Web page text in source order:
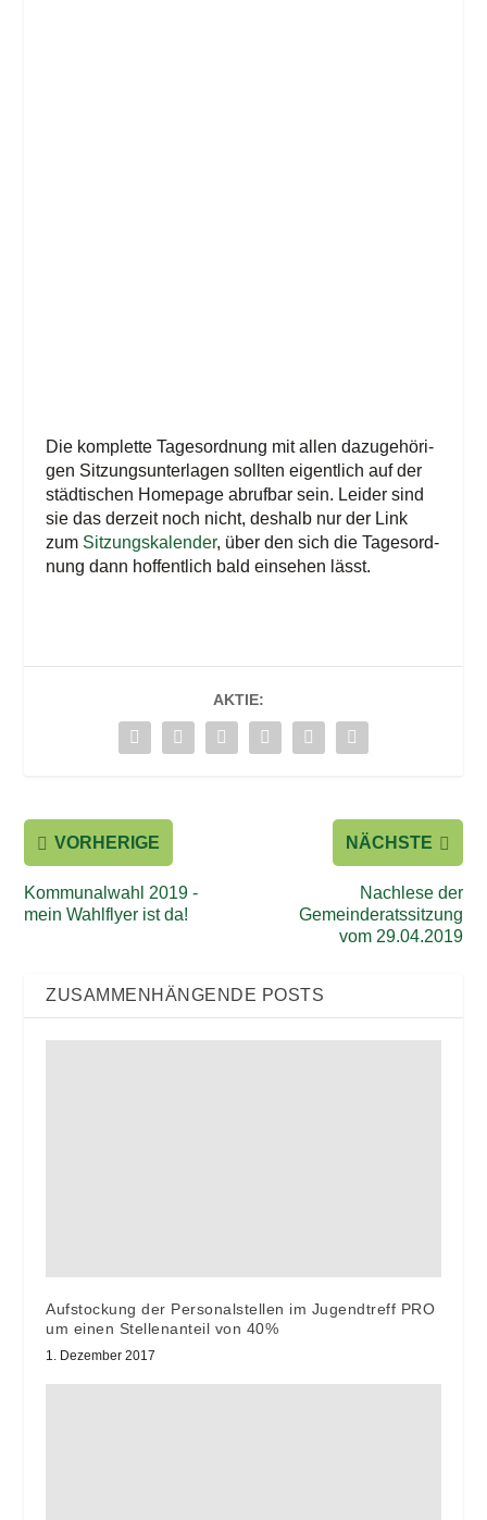
Die kom­plet­te Tages­ord­nung mit allen dazu­ge­hö­ri­
gen Sit­zungs­un­ter­la­gen soll­ten eigent­lich auf der
städ­ti­schen Home­page abruf­bar sein. Lei­der sind
sie das der­zeit noch nicht, des­halb nur der Link
zum Sit­zungs­ka­len­der, über den sich die Tages­ord­
nung dann hof­fent­lich bald ein­se­hen lässt.
AKTIE:
VORHERIGE
Kommunalwahl 2019 -
mein Wahlflyer ist da!
NÄCHSTE
Nachlese der
Gemeinderatssitzung
vom 29.04.2019
ZUSAMMENHÄNGENDE POSTS
Aufstockung der Personalstellen im Jugendtreff PRO
um einen Stellenanteil von 40%
1. Dezember 2017